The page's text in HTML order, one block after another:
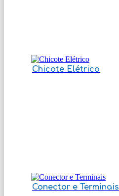
Chicote Elétrico
Conector e Terminais